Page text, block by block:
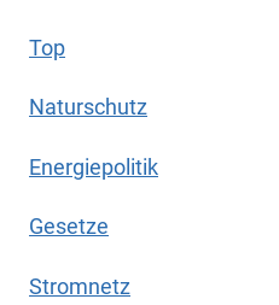
Top
Naturschutz
Energiepolitik
Gesetze
Stromnetz